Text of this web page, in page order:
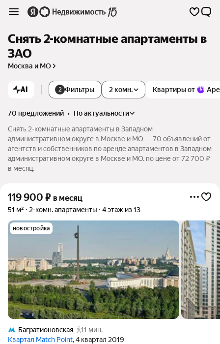
Снять 2-комнатные апартаменты в
ЗАО
Москва и МО
AI 2 Фильтры Квартиры от
2 комн.
70 предложений •
по актуальности
Снять 2-комнатные апартаменты в Западном
административном округе в Москве и МО — 70 объявлений от
агентств и собственников по аренде апартаментов в Западном
административном округе в Москве и МО. по цене от 72 700 ₽
в месяц.
119 900 ₽ в месяц
51 м² 2-комн. апартаменты 4 этаж из 13
новостройка
Багратионовская
11 мин.
Квартал Match Point, 4 квартал 2019